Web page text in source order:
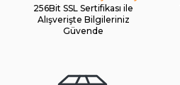
256Bit SSL Sertifikası ile
Alışverişte Bilgileriniz
Güvende